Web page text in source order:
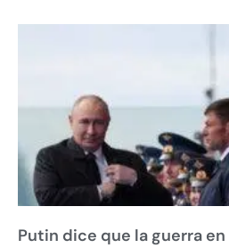
Putin dice que la guerra